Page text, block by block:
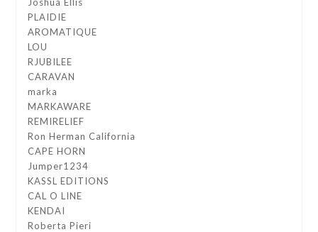
PLAIDIE
AROMATIQUE
LOU
RJUBILEE
CARAVAN
marka
MARKAWARE
REMIRELIEF
Ron Herman California
CAPE HORN
Jumper1234
KASSL EDITIONS
CAL O LINE
KENDAI
Roberta Pieri